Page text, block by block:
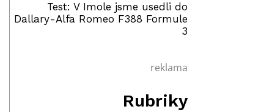
Test: V Imole jsme usedli do
Dallary-Alfa Romeo F388 Formule
3
reklama
Rubriky